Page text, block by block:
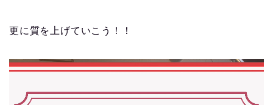
更に質を上げていこう！！